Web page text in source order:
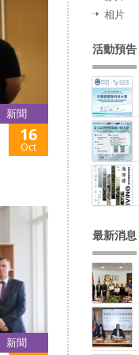
新聞
16
Oct
新聞
相片
活動預告
最新消息